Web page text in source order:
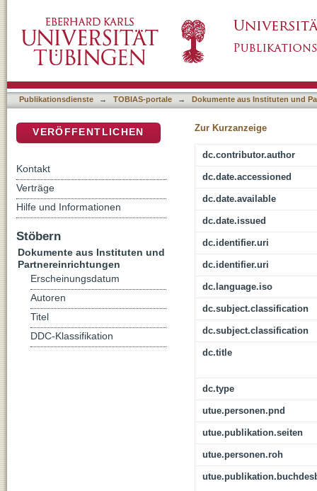
Publikationsdienste → TOBIAS-portale → Dokumente aus Instituten und
Zur Kurzanzeige
dc.contributor.author
dc.date.accessioned
dc.date.available
dc.date.issued
dc.identifier.uri
dc.identifier.uri
dc.language.iso
dc.subject.classification
dc.subject.classification
dc.title
dc.type
utue.personen.pnd
utue.publikation.seiten
utue.personen.roh
VERÖFFENTLICHEN
Kontakt
Verträge
Hilfe und Informationen
Stöbern
Dokumente aus Instituten und
Partnereinrichtungen
Erscheinungsdatum
Autoren
Titel
DDC-Klassifikation